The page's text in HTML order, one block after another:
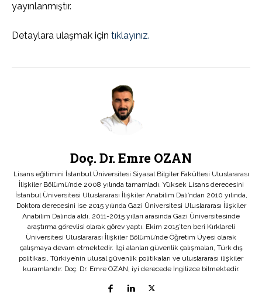
yayınlanmıştır.
Detaylara ulaşmak için tıklayınız.
Doç. Dr. Emre OZAN
Lisans eğitimini İstanbul Üniversitesi Siyasal Bilgiler Fakültesi Uluslararası
İlişkiler Bölümü’nde 2008 yılında tamamladı. Yüksek Lisans derecesini
İstanbul Üniversitesi Uluslararası İlişkiler Anabilim Dalı’ndan 2010 yılında,
Doktora derecesini ise 2015 yılında Gazi Üniversitesi Uluslararası İlişkiler
Anabilim Dalında aldı. 2011-2015 yılları arasında Gazi Üniversitesinde
araştırma görevlisi olarak görev yaptı. Ekim 2015’ten beri Kırklareli
Üniversitesi Uluslararası İlişkiler Bölümü’nde Öğretim Üyesi olarak
çalışmaya devam etmektedir. İlgi alanları güvenlik çalışmaları, Türk dış
politikası, Türkiye’nin ulusal güvenlik politikaları ve uluslararası ilişkiler
kuramlarıdır. Doç. Dr. Emre OZAN, iyi derecede İngilizce bilmektedir.